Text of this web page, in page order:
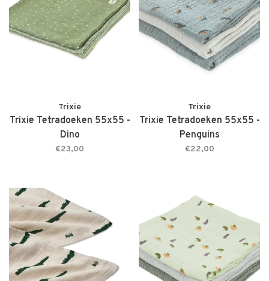
Trixie
Trixie Tetradoeken 55x55 -
Dino
€23,00
Trixie
Trixie Tetradoeken 55x55 -
Penguins
€22,00